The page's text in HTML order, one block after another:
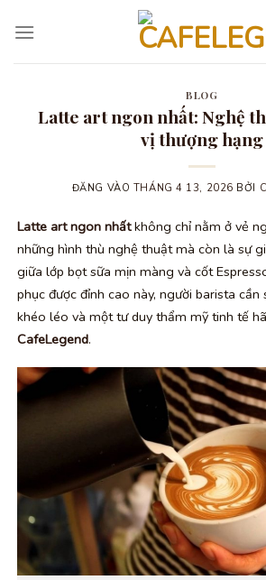
qua
BLOG
Latte art ngon nhất: Nghệ
vị thượng hạng
ĐĂNG VÀO THÁNG 4 13, 2026 BỞI
Latte art ngon nhấtkhông chỉ nằm ở vẻ
những hình thù nghệ thuật mà còn là sự
giữa lớp bọt sữa mịn màng và cốt
phục được đỉnh cao này, người barista cần
khéo léo và một tư duy thẩm mỹ tinh tế
CafeLegend.